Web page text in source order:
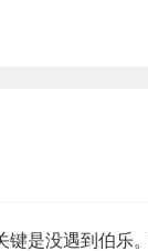
是没遇到伯乐